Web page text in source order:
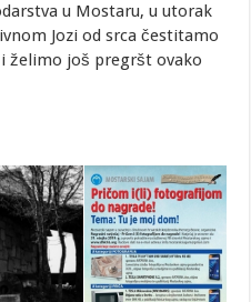
u Mostaru, u utorak
Jozi od srca čestitamo
želimo još pregršt ovako